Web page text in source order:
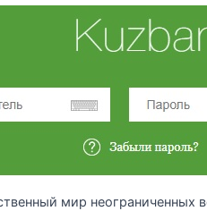
мир неограниченных